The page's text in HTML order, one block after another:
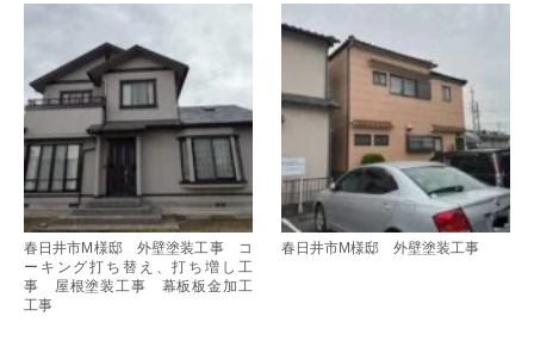
春日井市M様邸 外壁塗装工事 コ
ーキング打ち替え、打ち増し工
事 屋根塗装工事 幕板板金加工
工事
春日井市M様邸 外壁塗装工事